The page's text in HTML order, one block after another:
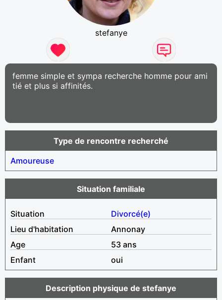
stefanye
femme simple et sympa recherche homme pour ami
tié et plus si affinités.
Type de rencontre recherché
Amoureuse
Situation familiale
Situation
Divorcé(e)
Lieu d'habitation
Annonay
Age
53 ans
Enfant
oui
Description physique de stefanye